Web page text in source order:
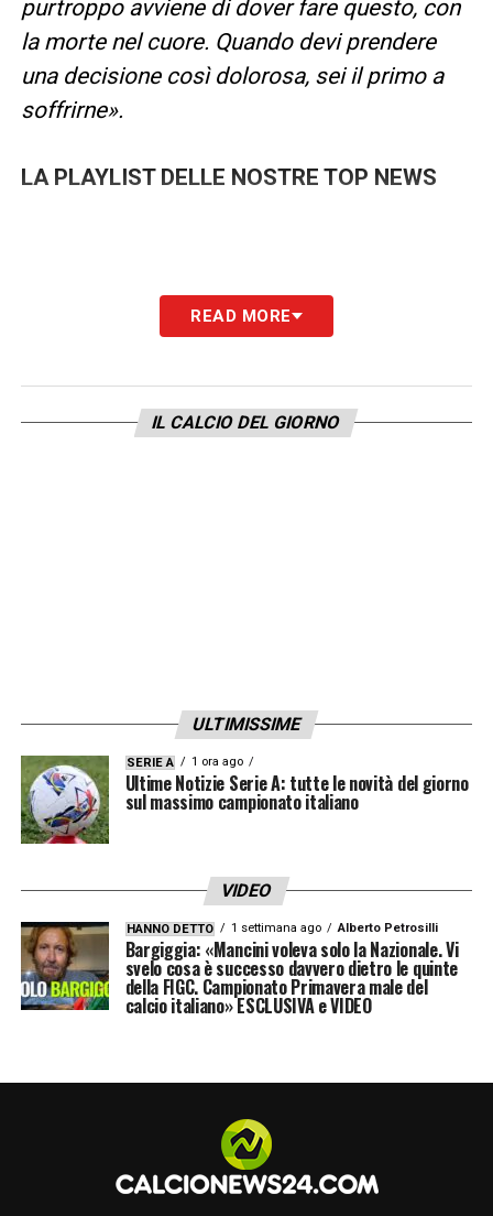
purtroppo avviene di dover fare questo, con
la morte nel cuore. Quando devi prendere
una decisione così dolorosa, sei il primo a
soffrirne».
LA PLAYLIST DELLE NOSTRE TOP NEWS
READ MORE
IL CALCIO DEL GIORNO
ULTIMISSIME
SERIE A 1 ora ago
Ultime Notizie Serie A: tutte le novità del giorno
sul massimo campionato italiano
VIDEO
HANNO DETTO 1 settimana ago Alberto Petrosilli
Bargiggia: «Mancini voleva solo la Nazionale. Vi
svelo cosa è successo davvero dietro le quinte
della FIGC. Campionato Primavera male del
calcio italiano» ESCLUSIVA e VIDEO